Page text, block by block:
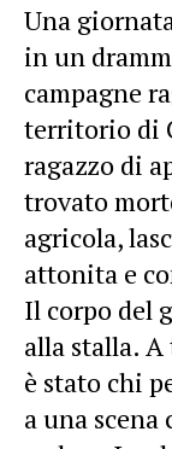
Una
in un
campagne
territorio di
ragazzo di
trovato
agricola,
attonita e
Il corpo del
alla stalla. A
è stato chi
a una scena